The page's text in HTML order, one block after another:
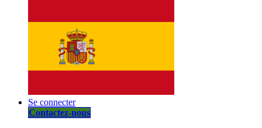
Se connecter
Contactez-nous